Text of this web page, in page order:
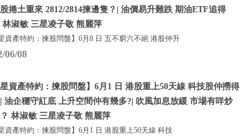
捲土重來 2812/2814揀邊隻？| 油價易升難跌 期油ETF追得
林淑敏 三星凌子敬 熊麗萍
資產特約：揀股問盤】6月8 日 五不窮六不絕 港股仲升
06/08
星資產特約：揀股問盤】6月1 日 港股重上50天線 科技股仲撈得
油企穩守紅底 上升空間仲有幾多?| 吹風加息放緩 市場有咩炒
林淑敏 三星凌子敬 熊麗萍
資產特約：揀股問盤】6月1 日 港股重上50天線 科技